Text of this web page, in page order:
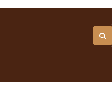
Очистить